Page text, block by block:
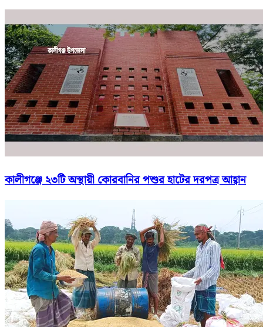
কালীগঞ্জে ২৩টি অস্থায়ী কোরবানির পশুর হাটের দরপত্র আহ্বান